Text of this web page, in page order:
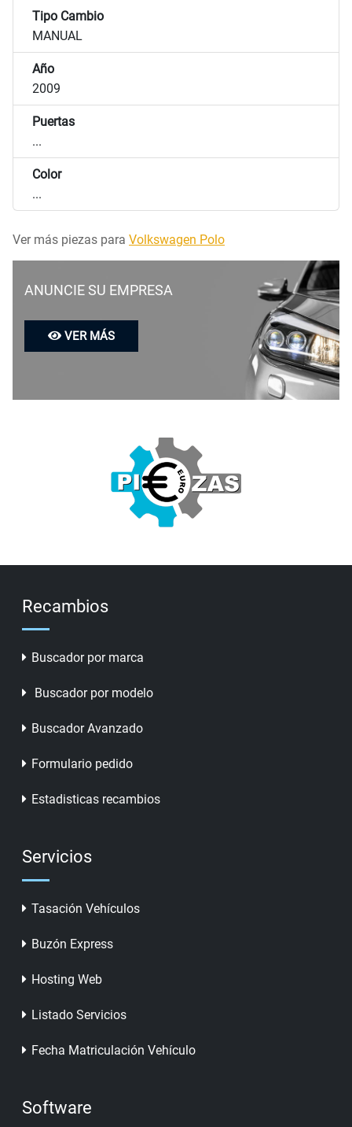
Tipo Cambio
MANUAL
Año
2009
Puertas
...
Color
...
Ver más piezas para Volkswagen Polo
ANUNCIE SU EMPRESA
VER MÁS
Recambios
Buscador por marca
Buscador por modelo
Buscador Avanzado
Formulario pedido
Estadisticas recambios
Servicios
Tasación Vehículos
Buzón Express
Hosting Web
Listado Servicios
Fecha Matriculación Vehículo
Software